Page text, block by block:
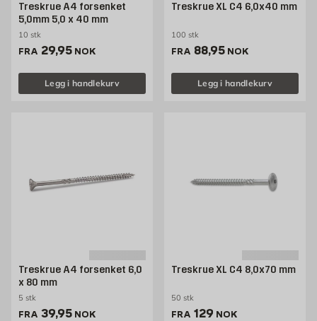
Treskrue A4 forsenket
5,0mm 5,0 x 40 mm
10 stk
FRA Pris 29.95 NOK /stk
29,95 NOK
Legg i handlekurv
Treskrue XL C4 6,0x40 mm
100 stk
FRA Pris 88.95 NOK /stk
88,95 NOK
Legg i handlekurv
Treskrue A4 forsenket 6,0
x 80 mm
5 stk
FRA Pris 39.95 NOK /stk
39,95 NOK
Treskrue XL C4 8,0x70 mm
50 stk
FRA Pris 129 NOK /stk
129 NOK